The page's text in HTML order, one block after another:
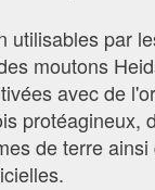
utilisables par
moutons
avec de
protéagineux,
de terre